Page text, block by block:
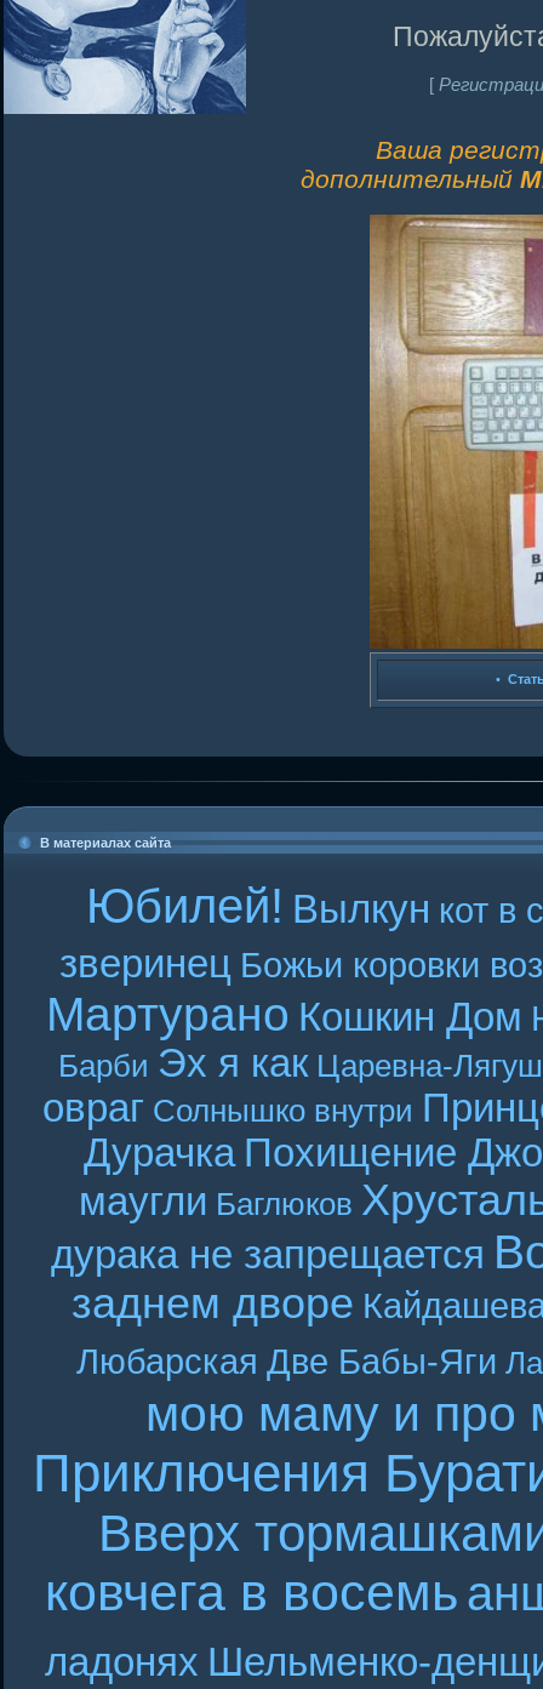
[
Ваша
дополнительный
•
В материалах сайта
Юбилей! Вылкун кот в
зверинец Божьи коровки
Мартурано Кошкин Дом
Барби Эх я как Царевна-
овраг Солнышко внутри
Дурачка Похищение
маугли Баглюков
дурака не запрещается
заднем дворе
Любарская Две Бабы-Яги
мою маму и про
Приключения
Вверх
ковчега в восемь
ладонях Шельменко-